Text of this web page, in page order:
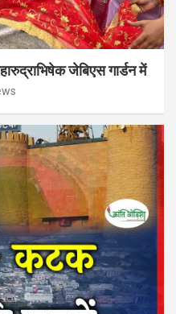
जेबिएस गार्डन में